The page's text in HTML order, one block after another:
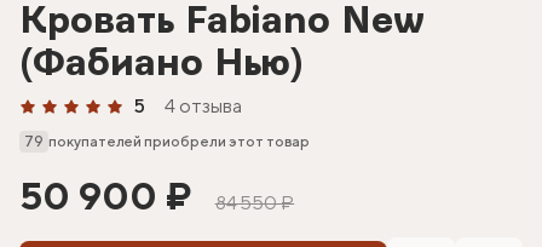
Кровать Fabiano New
(Фабиано Нью)
5 4 отзыва
79 покупателей приобрели этот товар
50 900 ₽ 84 550 ₽